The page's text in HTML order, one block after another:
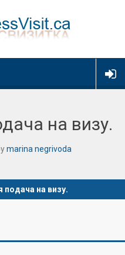
на визу.
marina negrivoda
подача на визу.